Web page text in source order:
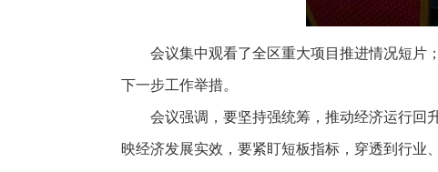
会议集中观看了全区重大项目推进情况短片
下一步工作举措。
会议强调，要坚持强统筹，推动经济运行回
映经济发展实效，要紧盯短板指标，穿透到行业